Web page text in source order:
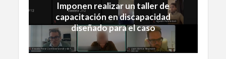
Imponen realizar un taller de
capacitación en discapacidad
diseñado para el caso